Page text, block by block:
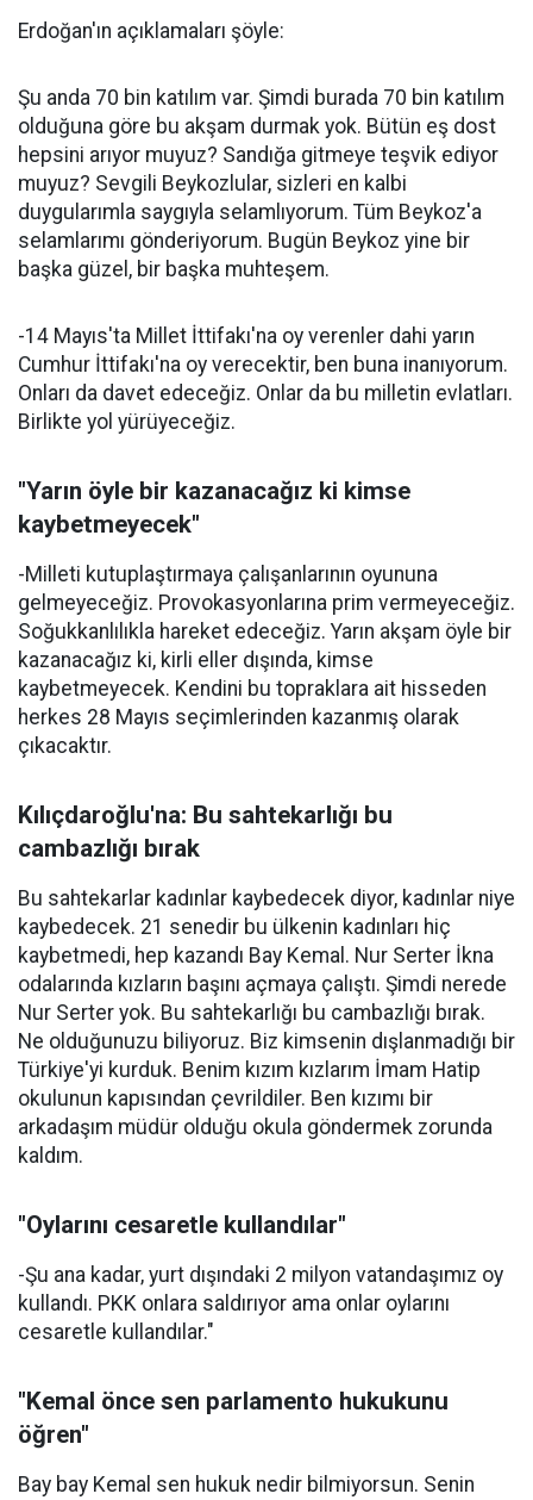
Erdoğan'ın açıklamaları şöyle:
Şu anda 70 bin katılım var. Şimdi burada 70 bin katılım
olduğuna göre bu akşam durmak yok. Bütün eş dost
hepsini arıyor muyuz? Sandığa gitmeye teşvik ediyor
muyuz? Sevgili Beykozlular, sizleri en kalbi
duygularımla saygıyla selamlıyorum. Tüm Beykoz'a
selamlarımı gönderiyorum. Bugün Beykoz yine bir
başka güzel, bir başka muhteşem.
-14 Mayıs'ta Millet İttifakı'na oy verenler dahi yarın
Cumhur İttifakı'na oy verecektir, ben buna inanıyorum.
Onları da davet edeceğiz. Onlar da bu milletin evlatları.
Birlikte yol yürüyeceğiz.
"Yarın öyle bir kazanacağız ki kimse
kaybetmeyecek"
-Milleti kutuplaştırmaya çalışanlarının oyununa
gelmeyeceğiz. Provokasyonlarına prim vermeyeceğiz.
Soğukkanlılıkla hareket edeceğiz. Yarın akşam öyle bir
kazanacağız ki, kirli eller dışında, kimse
kaybetmeyecek. Kendini bu topraklara ait hisseden
herkes 28 Mayıs seçimlerinden kazanmış olarak
çıkacaktır.
Kılıçdaroğlu'na: Bu sahtekarlığı bu
cambazlığı bırak
Bu sahtekarlar kadınlar kaybedecek diyor, kadınlar niye
kaybedecek. 21 senedir bu ülkenin kadınları hiç
kaybetmedi, hep kazandı Bay Kemal. Nur Serter İkna
odalarında kızların başını açmaya çalıştı. Şimdi nerede
Nur Serter yok. Bu sahtekarlığı bu cambazlığı bırak.
Ne olduğunuzu biliyoruz. Biz kimsenin dışlanmadığı bir
Türkiye'yi kurduk. Benim kızım kızlarım İmam Hatip
okulunun kapısından çevrildiler. Ben kızımı bir
arkadaşım müdür olduğu okula göndermek zorunda
kaldım.
"Oylarını cesaretle kullandılar"
-Şu ana kadar, yurt dışındaki 2 milyon vatandaşımız oy
kullandı. PKK onlara saldırıyor ama onlar oylarını
cesaretle kullandılar."
"Kemal önce sen parlamento hukukunu
öğren"
Bay bay Kemal sen hukuk nedir bilmiyorsun. Senin